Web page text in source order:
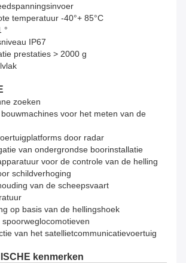
temperatuur -40°+ 85°C
°
IP67
prestaties > 2000 g
zoeken
voor het meten van de
door radar
van ondergrondse boorinstallatie
voor de controle van de helling
schildverhoging
van de scheepsvaart
op basis van de hellingshoek
van het satellietcommunicatievoertuig
kenmerken